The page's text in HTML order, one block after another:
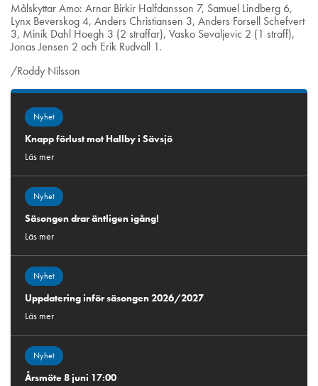
Målskyttar Amo: Arnar Birkir Halfdansson 7, Samuel Lindberg 6,
Lynx Beverskog 4, Anders Christiansen 3, Anders Forsell Schefvert
3, Minik Dahl Hoegh 3 (2 straffar), Vasko Sevaljevic 2 (1 straff),
Jonas Jensen 2 och Erik Rudvall 1.
/Roddy Nilsson
Nyhet
Knapp förlust mot Hallby i Sävsjö
Läs mer
Nyhet
Säsongen drar äntligen igång!
Läs mer
Nyhet
Uppdatering inför säsongen 2026/2027
Läs mer
Nyhet
Årsmöte 8 juni 17:00